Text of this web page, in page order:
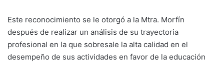
Este reconocimiento se le otorgó a la Mtra. Morfín
después de realizar un análisis de su trayectoria
profesional en la que sobresale la alta calidad en el
desempeño de sus actividades en favor de la educación